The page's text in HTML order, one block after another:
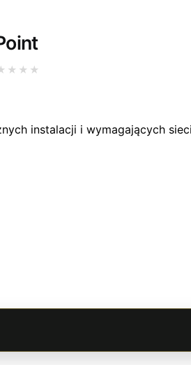
instalacji i wymagających